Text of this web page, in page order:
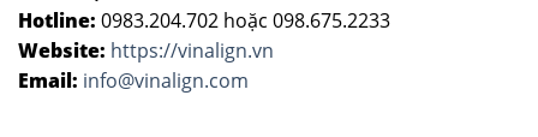
Hotline: 0983.204.702 hoặc 098.675.2233
Website: https://vinalign.vn
Email: info@vinalign.com